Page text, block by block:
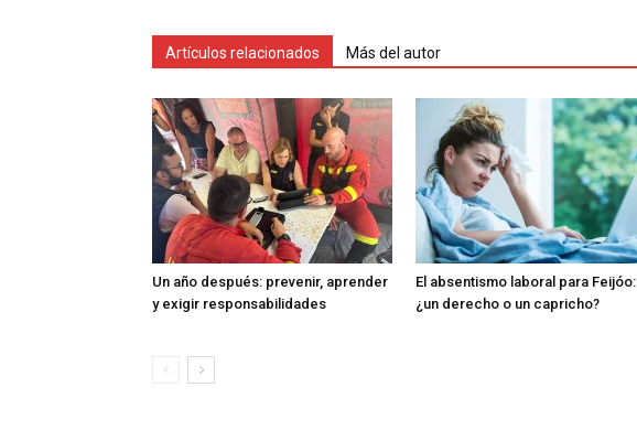
Artículos relacionados Más del autor
Un año después: prevenir, aprender
y exigir responsabilidades
El absentismo laboral para Feijóo:
¿un derecho o un capricho?